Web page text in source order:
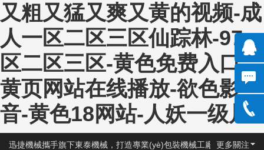
又粗又猛又爽又黄的视频-成
人一区二区三区仙踪林-97一
区二区三区-黄色免费入口-
黄页网站在线播放-欲色影
音-黄色18网站-人妖一级片
迅捷機械攜手旗下東泰機械，打造專業(yè)包裝機械工廠！更多關注
QQ:13
301150
3
135890